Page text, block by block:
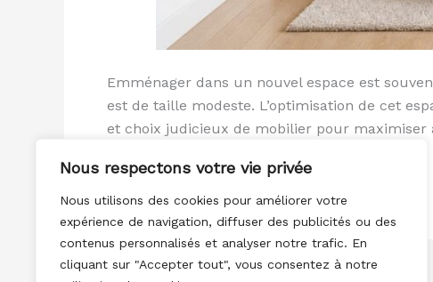
Nous respectons votre vie privée
Nous utilisons des cookies pour améliorer votre
expérience de navigation, diffuser des publicités ou des
contenus personnalisés et analyser notre trafic. En
cliquant sur "Accepter tout", vous consentez à notre
Emménager dans un nouvel espace est
est de taille modeste. L’optimisation de cet
et choix judicieux de mobilier pour
Lire la suite »